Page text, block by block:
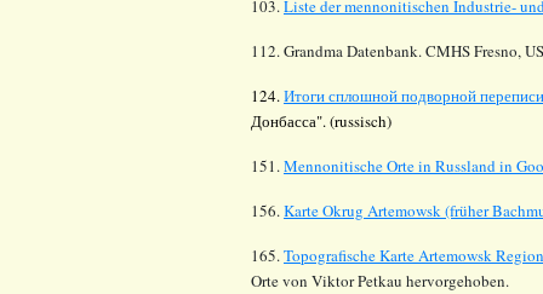
103.Liste der mennonitischen Industrie-
112.Grandma Datenbank. CMHS Fresno,
124.Итоги сплошной подворной
Донбасса". (russisch)
151.Mennonitische Orte in Russland in
156.Karte Okrug Artemowsk (früher
165.Topografische Karte Artemowsk
Orte von Viktor Petkau hervorgehoben.